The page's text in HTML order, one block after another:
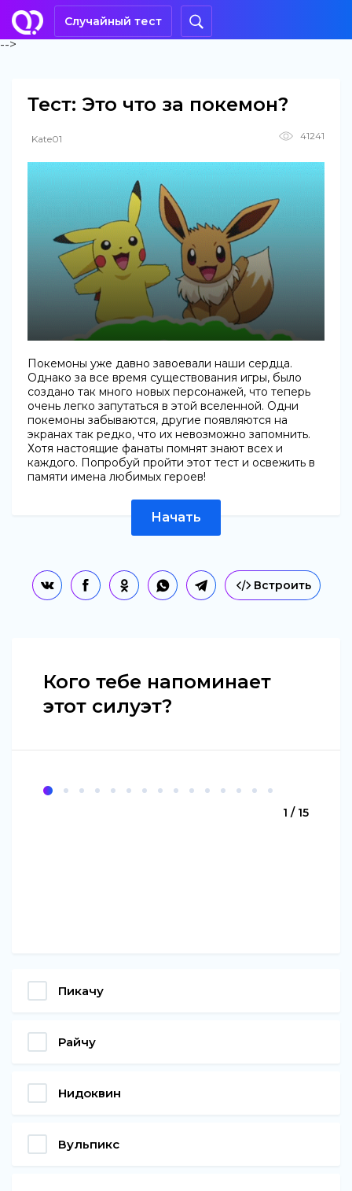
Случайный тест
-->
Тест: Это что за покемон?
Kate01 41241
Покемоны уже давно завоевали наши сердца.
Однако за все время существования игры, было
создано так много новых персонажей, что теперь
очень легко запутаться в этой вселенной. Одни
покемоны забываются, другие появляются на
экранах так редко, что их невозможно запомнить.
Хотя настоящие фанаты помнят знают всех и
каждого. Попробуй пройти этот тест и освежить в
памяти имена любимых героев!
Начать
Встроить
Кого тебе напоминает
этот силуэт?
1 / 15
Пикачу
Райчу
Нидоквин
Вульпикс